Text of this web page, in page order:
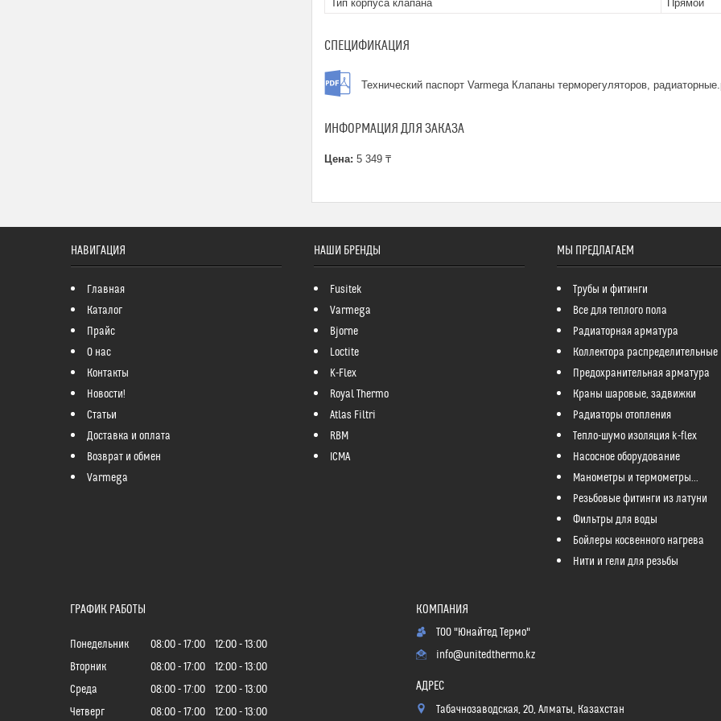
Тип корпуса клапана Прямой
СПЕЦИФИКАЦИЯ
Технический паспорт Varmega Клапаны терморегуляторов,
ИНФОРМАЦИЯ ДЛЯ ЗАКАЗА
Цена: 5 349 ₸
НАВИГАЦИЯ
Главная
Каталог
Прайс
О нас
Контакты
Новости!
Статьи
Доставка и оплата
Возврат и обмен
Varmega
НАШИ БРЕНДЫ
Fusitek
Varmega
Bjorne
Loctite
K-Flex
Royal Thermo
Atlas Filtri
RBM
ICMA
МЫ ПРЕДЛАГАЕМ
Трубы и фитинги
Все для теплого пола
Радиаторная арматура
Коллектора распределительные
Предохранительная арматура
Краны шаровые, задвижки
Радиаторы отопления
Тепло-шумо изоляция k-flex
Насосное оборудование
Манометры и термометры...
Резьбовые фитинги из латуни
Фильтры для воды
Бойлеры косвенного нагрева
Нити и гели для резьбы
ГРАФИК РАБОТЫ
Понедельник 08:00 17:00 12:00
13:00
Вторник
08:00 17:00 12:00
13:00
Среда
08:00 17:00 12:00
13:00
Четверг
08:00 17:00 12:00 13:00
ТОО "Юнайтед Термо"
info@unitedthermo.kz
Табачнозаводская, 20, Алматы, Казахстан